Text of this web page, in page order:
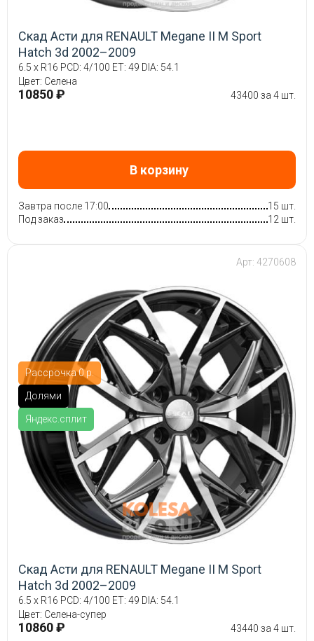
Скад Асти для RENAULT Megane II M Sport
Hatch 3d 2002–2009
6.5 x R16 PCD: 4/100 ET: 49 DIA: 54.1
Цвет: Селена
10850 ₽ 43400 за 4 шт.
В корзину
Завтра после 17:00
15 шт.
Под заказ
12 шт.
Рассрочка 0 р.
Долями
Яндекс.сплит
Арт: 4270608
Скад Асти для RENAULT Megane II M Sport
Hatch 3d 2002–2009
6.5 x R16 PCD: 4/100 ET: 49 DIA: 54.1
Цвет: Селена-супер
10860 ₽ 43440 за 4 шт.